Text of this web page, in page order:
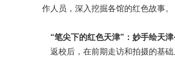
作人员，深入挖掘各馆的红色故事。
“笔尖下的红色天津”：妙手绘天津
返校后，在前期走访和拍摄的基础